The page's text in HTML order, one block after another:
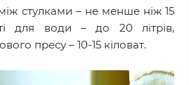
між стулками – не менше ніж 15
для води – до 20 літрів,
пресу – 10-15 кіловат.